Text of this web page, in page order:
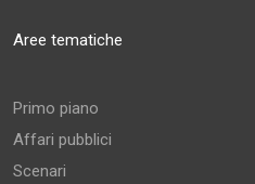
Aree tematiche
Primo piano
Affari pubblici
Scenari